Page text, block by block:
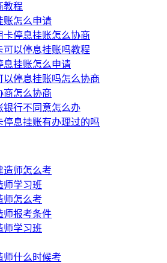
教程
账怎么申请
卡停息挂账怎么协商
以停息挂账吗教程
息挂账怎么申请
以停息挂账吗怎么协商
商怎么协商
银行不同意怎么办
停息挂账有办理过的吗
造师怎么考
师学习班
师怎么考
师报考条件
师学习班
师什么时候考